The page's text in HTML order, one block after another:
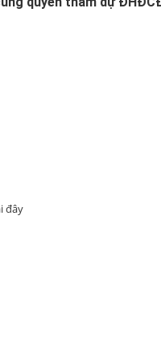
đây